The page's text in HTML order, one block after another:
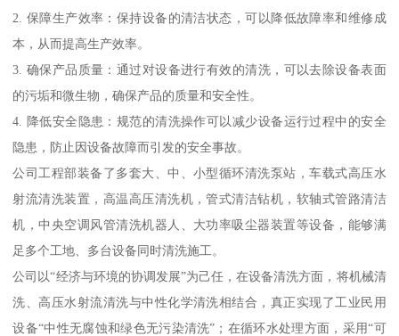
2. 保障生产效率：保持设备的清洁状态，可以降低故障率和维修成
本，从而提高生产效率。
3. 确保产品质量：通过对设备进行有效的清洗，可以去除设备表面
的污垢和微生物，确保产品的质量和安全性。
4. 降低安全隐患：规范的清洗操作可以减少设备运行过程中的安全
隐患，防止因设备故障而引发的安全事故。
公司工程部装备了多套大、中、小型循环清洗泵站，车载式高压水
射流清洗装置，高温高压清洗机，管式清洁钻机，软轴式管路清洁
机，中央空调风管清洗机器人、大功率吸尘器装置等设备，能够满
足多个工地、多台设备同时清洗施工。
公司以“经济与环境的协调发展”为己任，在设备清洗方面，将机械清
洗、高压水射流清洗与中性化学清洗相结合，真正实现了工业民用
设备“中性无腐蚀和绿色无污染清洗”；在循环水处理方面，采用“可